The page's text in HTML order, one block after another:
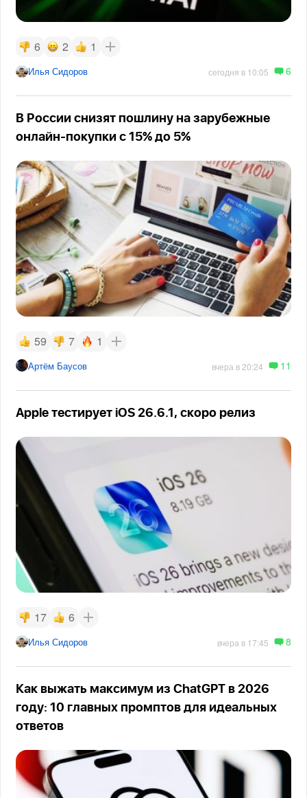
6 2 1
Илья Сидоров сегодня в 10:05 6
В России снизят пошлину на зарубежные
онлайн-покупки с 15% до 5%
59 7 1
Артём Баусов вчера в 20:24 11
Apple тестирует iOS 26.6.1, скоро релиз
17 6
Илья Сидоров вчера в 17:45 8
Как выжать максимум из ChatGPT в 2026
году: 10 главных промптов для идеальных
ответов